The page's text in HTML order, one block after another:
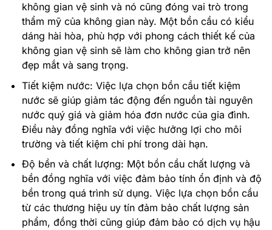
không gian vệ sinh và nó cũng đóng vai trò trong
thẩm mỹ của không gian này. Một bồn cầu có kiểu
dáng hài hòa, phù hợp với phong cách thiết kế của
không gian vệ sinh sẽ làm cho không gian trở nên
đẹp mắt và sang trọng.
Tiết kiệm nước: Việc lựa chọn bồn cầu tiết kiệm
nước sẽ giúp giảm tác động đến nguồn tài nguyên
nước quý giá và giảm hóa đơn nước của gia đình.
Điều này đồng nghĩa với việc hưởng lợi cho môi
trường và tiết kiệm chi phí trong dài hạn.
Độ bền và chất lượng: Một bồn cầu chất lượng và
bền đồng nghĩa với việc đảm bảo tính ổn định và độ
bền trong quá trình sử dụng. Việc lựa chọn bồn cầu
từ các thương hiệu uy tín đảm bảo chất lượng sản
phẩm, đồng thời cũng giúp đảm bảo có dịch vụ hậu